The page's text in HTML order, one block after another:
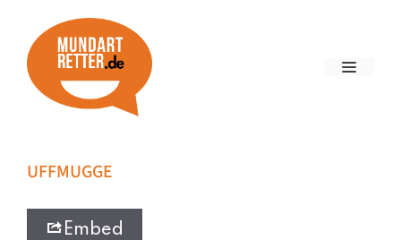
UFFMUGGE
Embed